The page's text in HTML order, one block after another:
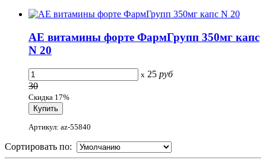
АЕ витамины форте ФармГрупп 350мг капс
N 20
x 25 руб
30
Скидка 17%
Артикул: az-55840
Сортировать по: